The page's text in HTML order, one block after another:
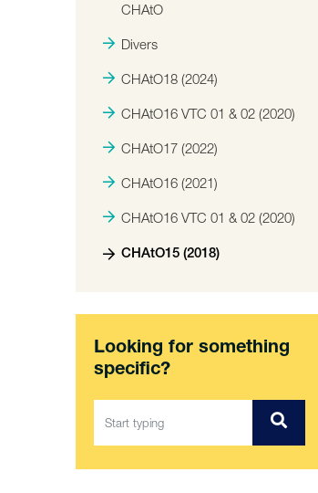
CHAtO
Divers
CHAtO18 (2024)
CHAtO16 VTC 01 & 02 (2020)
CHAtO17 (2022)
CHAtO16 (2021)
CHAtO16 VTC 01 & 02 (2020)
CHAtO15 (2018)
Looking for something
specific?